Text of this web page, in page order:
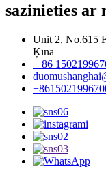
sazinieties ar
Unit 2, No.615
Ķīna
+ 86